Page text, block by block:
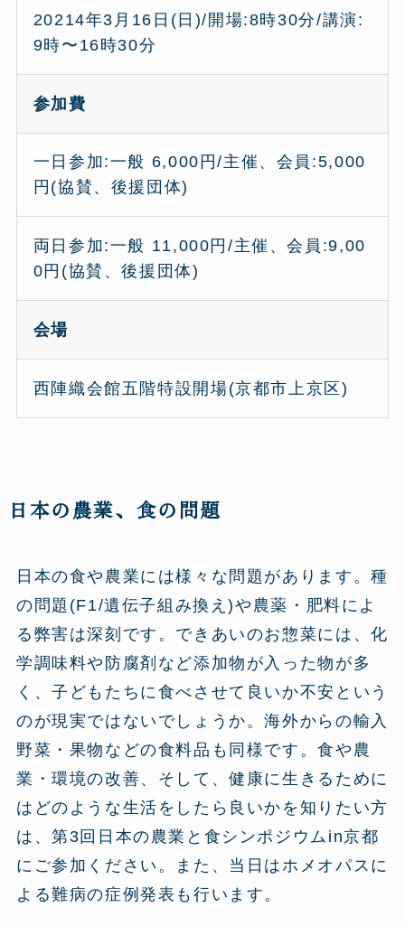
20214年3月16日(日)/開場:8時30分/講演:
9時〜16時30分
参加費
一日参加:一般 6,000円/主催、会員:5,000
円(協賛、後援団体)
両日参加:一般 11,000円/主催、会員:9,00
0円(協賛、後援団体)
会場
西陣織会館五階特設開場(京都市上京区)
日本の農業、食の問題
日本の食や農業には様々な問題があります。種
の問題(F1/遺伝子組み換え)や農薬・肥料によ
る弊害は深刻です。できあいのお惣菜には、化
学調味料や防腐剤など添加物が入った物が多
く、子どもたちに食べさせて良いか不安という
のが現実ではないでしょうか。海外からの輸入
野菜・果物などの食料品も同様です。食や農
業・環境の改善、そして、健康に生きるために
はどのような生活をしたら良いかを知りたい方
は、第3回日本の農業と食シンポジウムin京都
にご参加ください。また、当日はホメオパスに
よる難病の症例発表も行います。